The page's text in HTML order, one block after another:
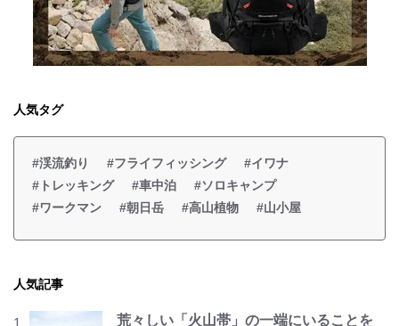
人気タグ
#渓流釣り #フライフィッシング
#イワナ
#トレッキング
#車中泊
#ソロキャンプ
#ワークマン
#朝日岳 #高山植物 #山小屋
人気記事
荒々しい「火山帯」の一端にいることを